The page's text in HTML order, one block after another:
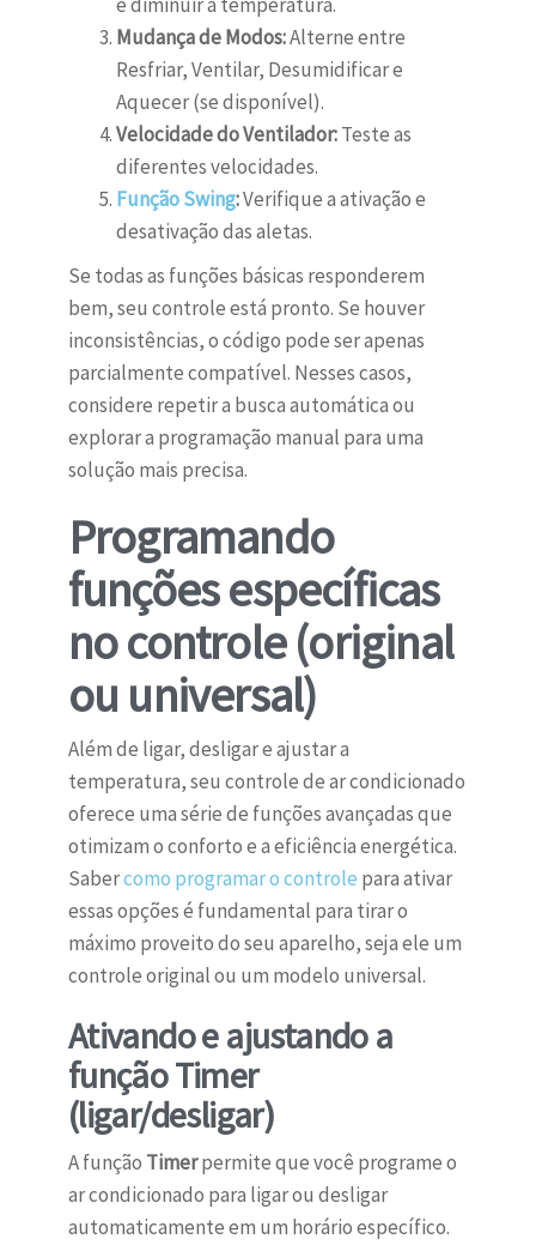
Mudança de Modos:Alterne entre
Resfriar, Ventilar, Desumidificar e
Aquecer (se disponível).
Velocidade do Ventilador:Teste as
diferentes velocidades.
Função Swing:Verifique a ativação e
desativação das aletas.
Se todas as funções básicas responderem
bem, seu controle está pronto. Se houver
inconsistências, o código pode ser apenas
parcialmente compatível. Nesses casos,
considere repetir a busca automática ou
explorar a programação manual para uma
solução mais precisa.
Programando
funções específicas
no controle (original
ou universal)
Além de ligar, desligar e ajustar a
temperatura, seu controle de ar condicionado
oferece uma série de funções avançadas que
otimizam o conforto e a eficiência energética.
Sabercomo programar o controle para ativar
essas opções é fundamental para tirar o
máximo proveito do seu aparelho, seja ele um
controle original ou um modelo universal.
Ativando e ajustando a
função Timer
(ligar/desligar)
A função Timerpermite que você programe o
ar condicionado para ligar ou desligar
automaticamente em um horário específico.